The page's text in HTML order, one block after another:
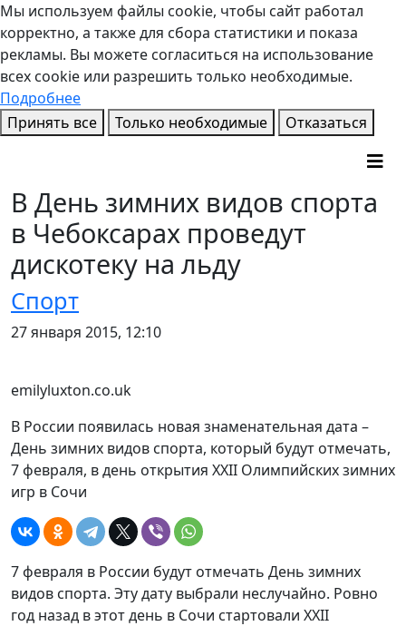
Мы используем файлы cookie, чтобы сайт работал
корректно, а также для сбора статистики и показа
рекламы. Вы можете согласиться на использование
всех cookie или разрешить только необходимые.
Подробнее
Принять все
Только необходимые Отказаться
В День зимних видов спорта
в Чебоксарах проведут
дискотеку на льду
Спорт
27 января 2015, 12:10
emilyluxton.co.uk
В России появилась новая знаменательная дата –
День зимних видов спорта, который будут отмечать,
7 февраля, в день открытия XXII Олимпийских зимних
игр в Сочи
7 февраля в России будут отмечать День зимних
видов спорта. Эту дату выбрали неслучайно. Ровно
год назад в этот день в Сочи стартовали XXII